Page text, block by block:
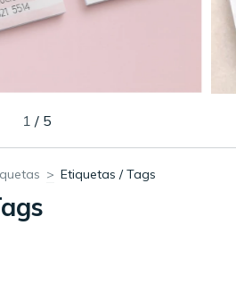
1 / 5
> Etiquetas / Tags